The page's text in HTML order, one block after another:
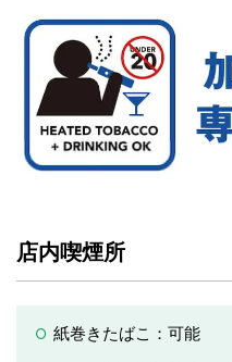
店内喫煙所
紙巻きたばこ：可能